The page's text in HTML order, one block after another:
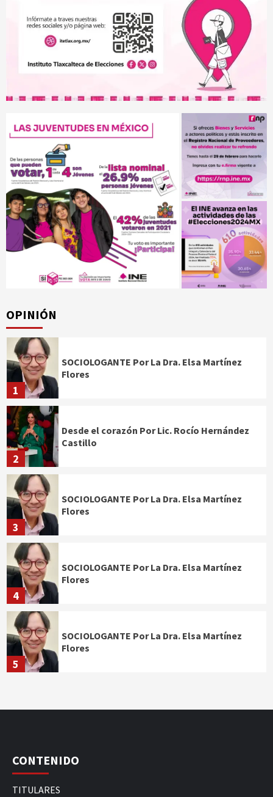
OPINIÓN
1
SOCIOLOGANTE Por La Dra. Elsa Martínez
Flores
2
Desde el corazón Por Lic. Rocío Hernández
Castillo
3
SOCIOLOGANTE Por La Dra. Elsa Martínez
Flores
4
SOCIOLOGANTE Por La Dra. Elsa Martínez
Flores
5
SOCIOLOGANTE Por La Dra. Elsa Martínez
Flores
CONTENIDO
TITULARES